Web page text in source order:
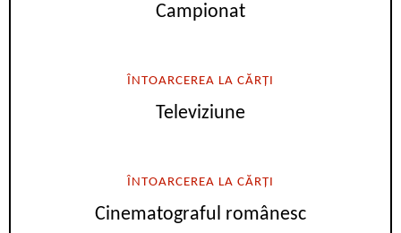
Campionat
ÎNTOARCEREA LA CĂRȚI
Televiziune
ÎNTOARCEREA LA CĂRȚI
Cinematograful românesc